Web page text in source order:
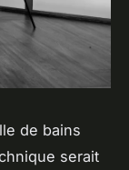
de bains
serait